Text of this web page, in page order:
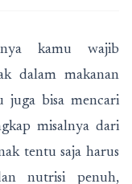
kamu wajib
dalam makanan
juga bisa mencari
misalnya dari
tentu saja harus
nutrisi penuh,